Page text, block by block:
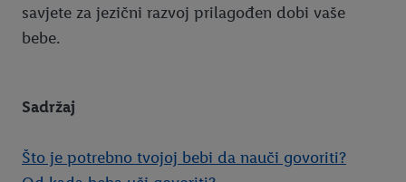
savjete za jezični razvoj prilagođen dobi vaše
bebe.
Sadržaj
Što je potrebno tvojoj bebi da nauči govoriti?